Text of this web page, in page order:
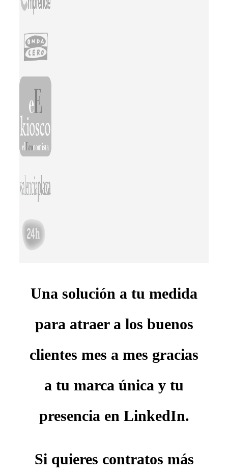
Una solución a tu medida
para atraer a los buenos
clientes mes a mes gracias
a tu marca única y tu
presencia en LinkedIn.
Si quieres contratos más